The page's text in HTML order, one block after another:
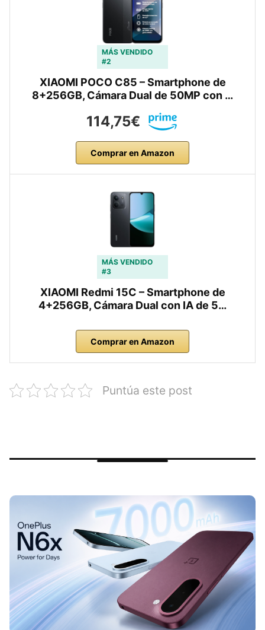
MÁS VENDIDO
#2
XIAOMI POCO C85 – Smartphone de
8+256GB, Cámara Dual de 50MP con …
114,75€
Comprar en Amazon
MÁS VENDIDO
#3
XIAOMI Redmi 15C – Smartphone de
4+256GB, Cámara Dual con IA de 5…
Comprar en Amazon
Puntúa este post